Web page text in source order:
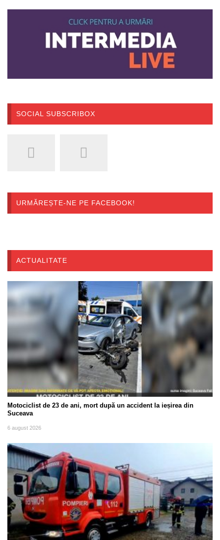
SOCIAL SUBSCRIBOX
URMĂREȘTE-NE PE FACEBOOK!
ACTUALITATE
Motociclist de 23 de ani, mort după un accident la ieșirea din
Suceava
6 august 2026